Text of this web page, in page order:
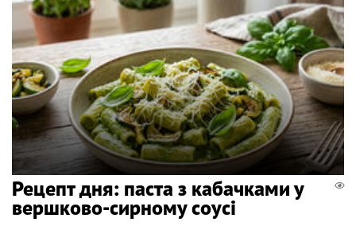
Рецепт дня: паста з кабачками у
вершково-сирному соусі